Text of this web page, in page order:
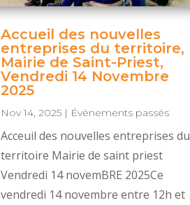
Accueil des nouvelles
entreprises du territoire,
Mairie de Saint-Priest,
Vendredi 14 Novembre
2025
Nov 14, 2025| Évènements passés
Acceuil des nouvelles entreprises du
territoire Mairie de saint priest
Vendredi 14 novemBRE 2025Ce
vendredi 14 novembre entre 12h et